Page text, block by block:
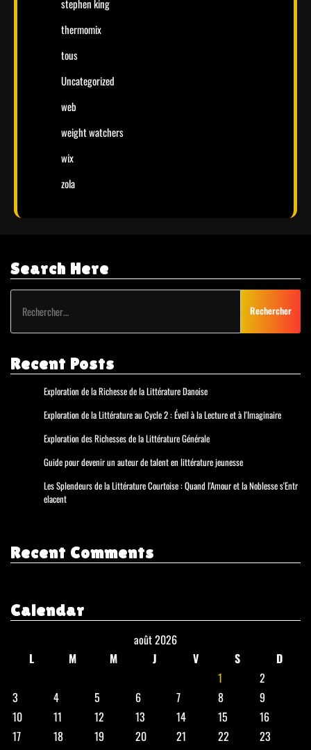
stephen king
thermomix
tous
Uncategorized
web
weight watchers
wix
zola
Search Here
Rechercher :
Recent Posts
Exploration de la Richesse de la Littérature Danoise
Exploration de la Littérature au Cycle 2 : Éveil à la Lecture et à l'Imaginaire
Exploration des Richesses de la Littérature Générale
Guide pour devenir un auteur de talent en littérature jeunesse
Les Splendeurs de la Littérature Courtoise : Quand l'Amour et la Noblesse s'Entr
elacent
Recent Comments
Calendar
août 2026
L
M M J V S
D
1
2
3
4 5 6 7 8
9
10
11 12 13 14 15
16
17
18 19 20 21 22
23